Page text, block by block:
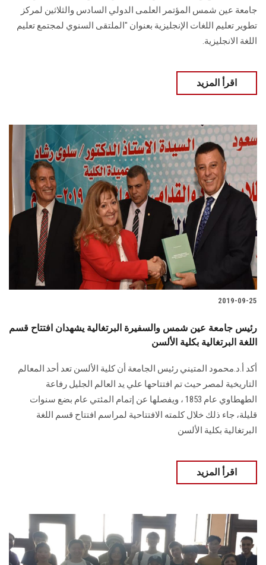
الطلاب
الموظفون
الزائـرون
سجل الان
جامعة عين شمس المؤتمر العلمى الدولي السادس والثلاثين لمركز
تطوير تعليم اللغات الإنجليزية بعنوان "الملتقى السنوي لمجتمع تعليم
اللغة الانجليزية.
اقرأ المزيد
2019-09-25
رئيس جامعة عين شمس والسفيرة البرتغالية يشهدان افتتاح قسم
اللغة البرتغالية بكلية الألسن
أكد أ.د.محمود المتيني رئيس الجامعة أن كلية الألسن تعد أحد المعالم
التاريخية لمصر حيث تم افتتاحها علي يد العالم الجليل رفاعة
الطهطاوي عام 1853 ، ويفصلها عن إتمام المئتي عام بضع سنوات
قليلة، جاء ذلك خلال كلمته الافتتاحية لمراسم افتتاح قسم اللغة
البرتغالية بكلية الألسن
اقرأ المزيد